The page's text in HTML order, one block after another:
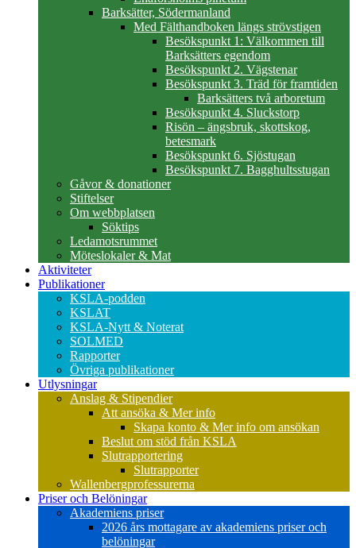
Barksätter, Södermanland
Med Fälthandboken längs strövstigen
Besökspunkt 1: Välkommen till
Barksätters egendom
Besökspunkt 2. Vägstenar
Besökspunkt 3. Träd för framtiden
Barksätters två arboretum
Besökspunkt 4. Sluckstorp
Risön – ängsbruk, skottskog,
betesmark
Besökspunkt 6. Sjöstugan
Besökspunkt 7. Bagghultsstugan
Gåvor & donationer
Stiftelser
Om webbplatsen
Söktips
Ledamotsrummet
Möteslokaler & Mat
Aktiviteter
Publikationer
KSLA-podden
KSLAT
KSLA-Nytt & Noterat
SOLMED
Rapporter
Övriga publikationer
Utlysningar
Anslag & Stipendier
Att ansöka & Mer info
Skapa konto & Mer info om ansökan
Beslut om stöd från KSLA
Slutrapportering
Slutrapporter
Wallenbergprofessurerna
Priser och Belöningar
Akademiens priser
2026 års mottagare av akademiens priser och
belöningar